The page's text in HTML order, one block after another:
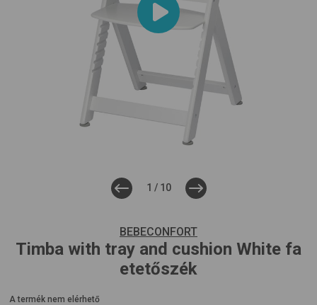
1 / 10
BEBECONFORT
Timba with tray and cushion White fa
etetőszék
A termék nem elérhető